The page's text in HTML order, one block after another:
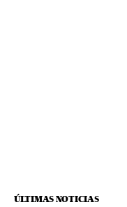
ÚLTIMAS NOTICIAS